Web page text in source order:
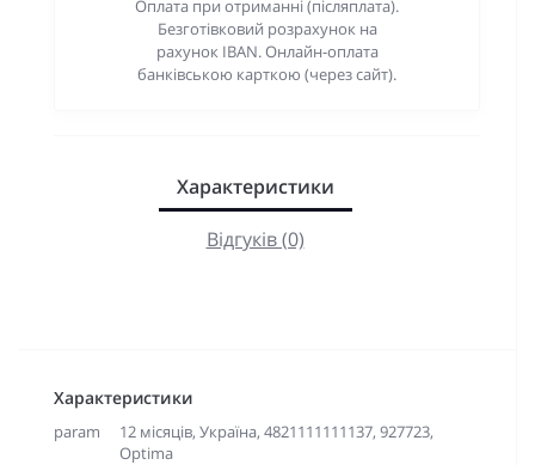
Оплата при отриманні (післяплата).
Безготівковий розрахунок на
рахунок IBAN. Онлайн-оплата
банківською карткою (через сайт).
Характеристики
Відгуків (0)
Характеристики
param
12 місяців, Україна, 4821111111137, 927723,
Optima